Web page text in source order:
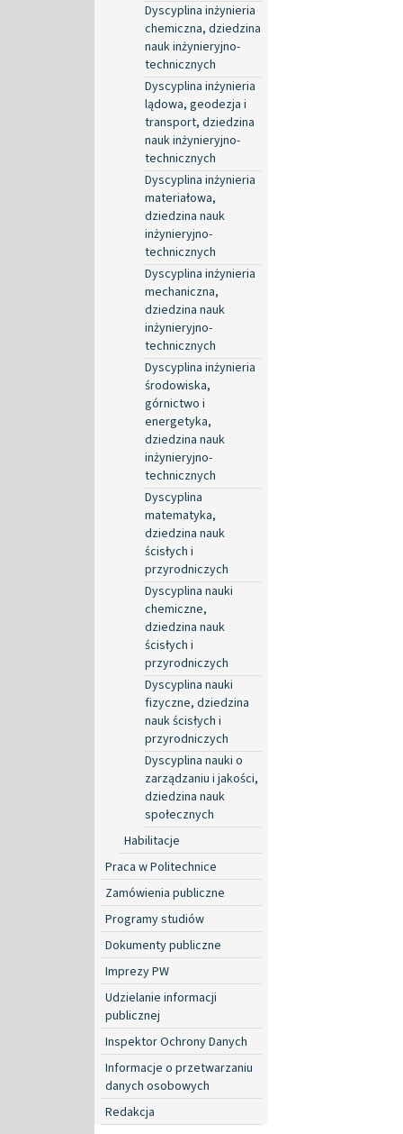
Dyscyplina inżynieria
chemiczna, dziedzina
nauk inżynieryjno-
technicznych
Dyscyplina inżynieria
lądowa, geodezja i
transport, dziedzina
nauk inżynieryjno-
technicznych
Dyscyplina inżynieria
materiałowa,
dziedzina nauk
inżynieryjno-
technicznych
Dyscyplina inżynieria
mechaniczna,
dziedzina nauk
inżynieryjno-
technicznych
Dyscyplina inżynieria
środowiska,
górnictwo i
energetyka,
dziedzina nauk
inżynieryjno-
technicznych
Dyscyplina
matematyka,
dziedzina nauk
ścisłych i
przyrodniczych
Dyscyplina nauki
chemiczne,
dziedzina nauk
ścisłych i
przyrodniczych
Dyscyplina nauki
fizyczne, dziedzina
nauk ścisłych i
przyrodniczych
Dyscyplina nauki o
zarządzaniu i jakości,
dziedzina nauk
społecznych
Habilitacje
Praca w Politechnice
Zamówienia publiczne
Programy studiów
Dokumenty publiczne
Imprezy PW
Udzielanie informacji
publicznej
Inspektor Ochrony Danych
Informacje o przetwarzaniu
danych osobowych
Redakcja